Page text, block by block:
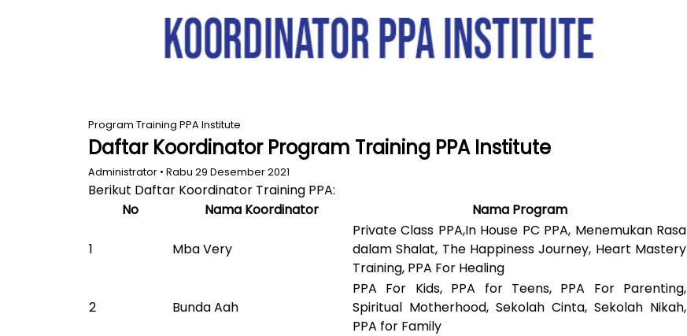
Program Training PPA Institute
Daftar Koordinator Program Training PPA Institute
Administrator • Rabu 29 Desember 2021
Berikut Daftar Koordinator Training PPA:
No
Nama Koordinator Nama Program
1 Mba Very
Private Class PPA,In House PC PPA, Menemukan Rasa
dalam Shalat, The Happiness Journey, Heart Mastery
Training, PPA For Healing
2 Bunda Aah
PPA For Kids, PPA for Teens, PPA For Parenting,
Spiritual Motherhood, Sekolah Cinta, Sekolah Nikah,
PPA for Family